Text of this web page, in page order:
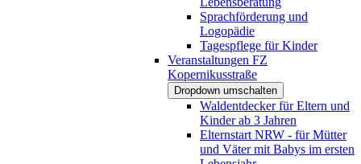
Sprachförderung und
Logopädie
Tagespflege für Kinder
Veranstaltungen FZ
Kopernikusstraße
Dropdown umschalten
Waldentdecker für Eltern und
Kinder ab 3 Jahren
Elternstart NRW - für Mütter
und Väter mit Babys im ersten